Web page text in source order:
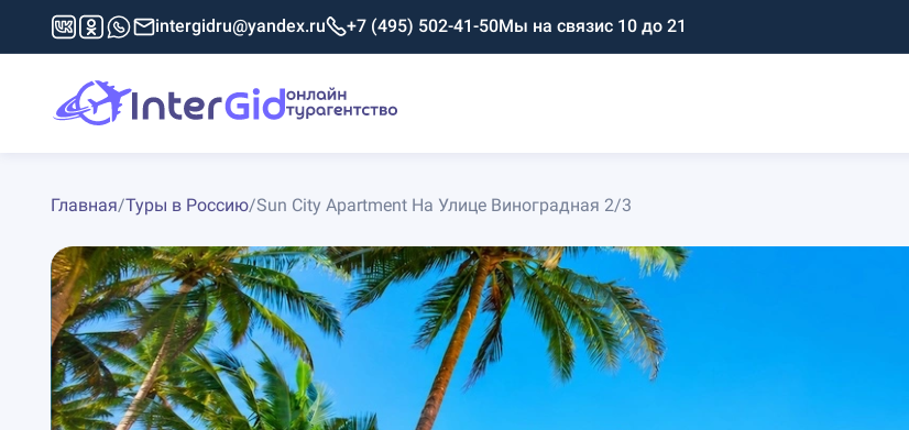
intergidru@yandex.ru +7 (495) 502-41-50Мы на связис 10 до 21
Главная/Туры в Россию/Sun City Apartment На Улице Виноградная 2/3